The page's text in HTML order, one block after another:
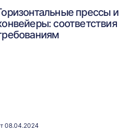
прессы и
соответствия
08.04.2024